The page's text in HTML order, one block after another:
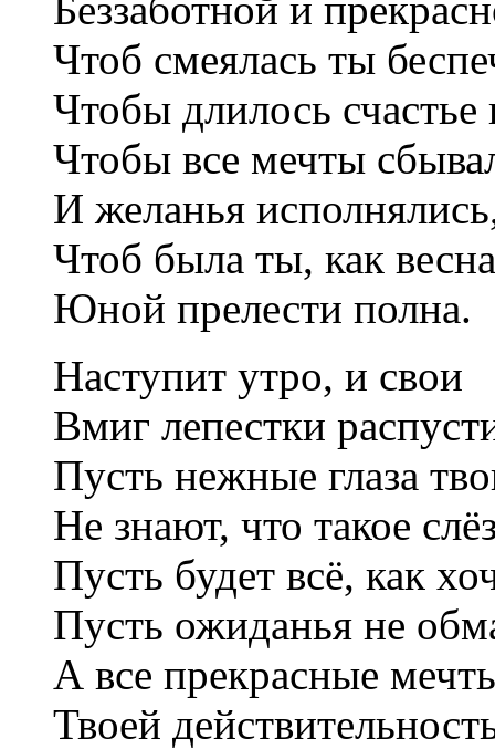
Чтоб смеялась ты
Чтобы длилось счастье
Чтобы все мечты
И желанья
Чтоб была ты, как
Юной прелести полна.
Наступит утро, и свои
Вмиг лепестки
Пусть нежные глаза
Не знают, что такое
Пусть будет всё, как
Пусть ожиданья не
А все прекрасные
Твоей